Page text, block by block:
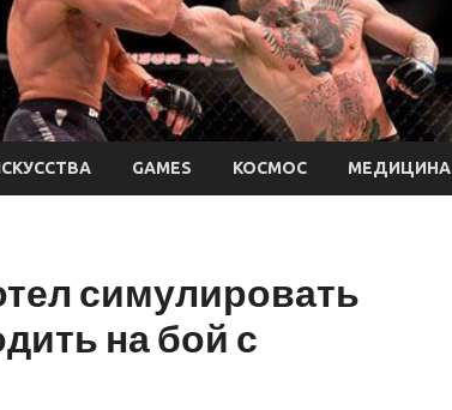
GAMES КОСМОС МЕДИЦИНА
симулировать
на бой с